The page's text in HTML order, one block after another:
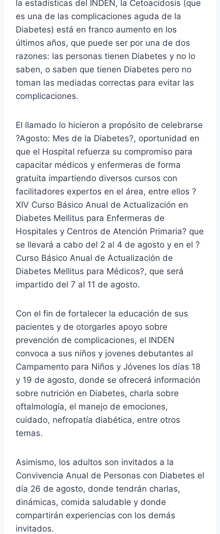
la estadísticas del INDEN, la Cetoacidosis (que
es una de las complicaciones aguda de la
Diabetes) está en franco aumento en los
últimos años, que puede ser por una de dos
razones: las personas tienen Diabetes y no lo
saben, o saben que tienen Diabetes pero no
toman las mediadas correctas para evitar las
complicaciones.
El llamado lo hicieron a propósito de celebrarse
?Agosto: Mes de la Diabetes?, oportunidad en
que el Hospital refuerza su compromiso para
capacitar médicos y enfermeras de forma
gratuita impartiendo diversos cursos con
facilitadores expertos en el área, entre ellos ?
XIV Curso Básico Anual de Actualización en
Diabetes Mellitus para Enfermeras de
Hospitales y Centros de Atención Primaria? que
se llevará a cabo del 2 al 4 de agosto y en el ?
Curso Básico Anual de Actualización de
Diabetes Mellitus para Médicos?, que será
impartido del 7 al 11 de agosto.
Con el fin de fortalecer la educación de sus
pacientes y de otorgarles apoyo sobre
prevención de complicaciones, el INDEN
convoca a sus niños y jovenes debutantes al
Campamento para Niños y Jóvenes los días 18
y 19 de agosto, donde se ofrecerá información
sobre nutrición en Diabetes, charla sobre
oftalmología, el manejo de emociones,
cuidado, nefropatía diabética, entre otros
temas.
Asimismo, los adultos son invitados a la
Convivencia Anual de Personas con Diabetes el
día 26 de agosto, donde tendrán charlas,
dinámicas, comida saludable y donde
compartirán experiencias con los demás
invitados.